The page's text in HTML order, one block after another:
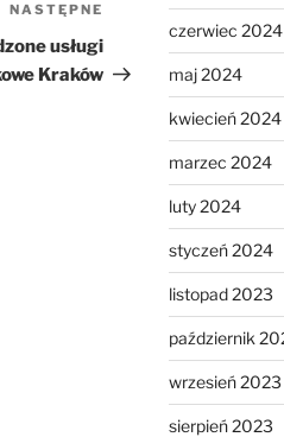
Następny
wpis
NASTĘPNE
usługi
Kraków
czerwiec 2024
maj 2024
kwiecień 2024
marzec 2024
luty 2024
styczeń 2024
listopad 2023
październik
wrzesień 2023
sierpień 2023